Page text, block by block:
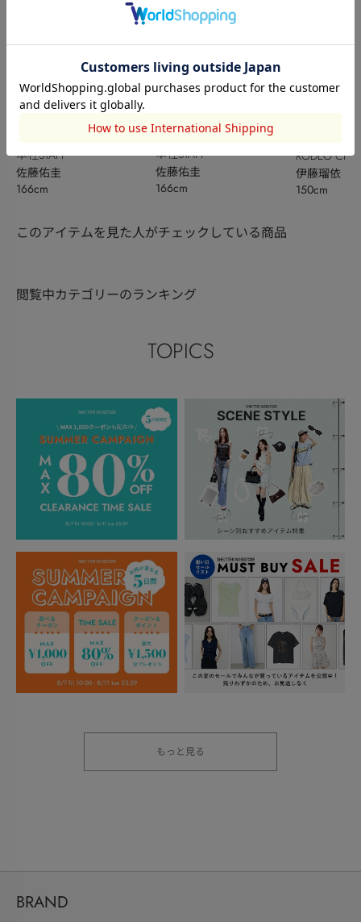
本社STAFF
佐藤佑圭
166cm
本社STAFF
佐藤佑圭
166cm
RODEO
BOWL
伊藤瑠依
150cm
このアイテムを見た人がチェックしている商品
閲覧中カテゴリーのランキング
TOPICS
もっと見る
BRAND